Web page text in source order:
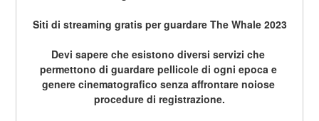
Siti di streaming gratis per guardare The Whale 2023
Devi sapere che esistono diversi servizi che
permettono di guardare pellicole di ogni epoca e
genere cinematografico senza affrontare noiose
procedure di registrazione.